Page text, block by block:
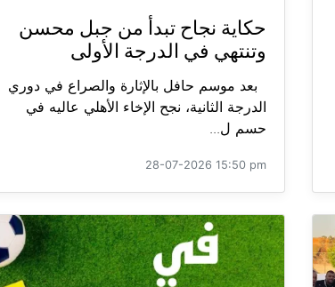
حكاية نجاح تبدأ من جبل محسن
وتنتهي في الدرجة الأولى
بعد موسم حافل بالإثارة والصراع في دوري
الدرجة الثانية، نجح الإخاء الأهلي عاليه في
حسم ل...
28-07-2026 15:50 pm